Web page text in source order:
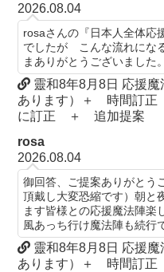
2026.08.04
rosaさんの『日本人全体応
でしたが こんな流れにな
まありがとうございまし
靈和8年8月8日 応援
あります）＋ 時間訂正
に訂正 ＋ 追加提案
rosa
2026.08.04
御回答、ご提案ありがとう
頂戴し大変恐縮です）朝と
ます皆様との応援魔法陣楽
風あっち行け魔法陣も続行
靈和8年8月8日 応援
あります）＋ 時間訂正